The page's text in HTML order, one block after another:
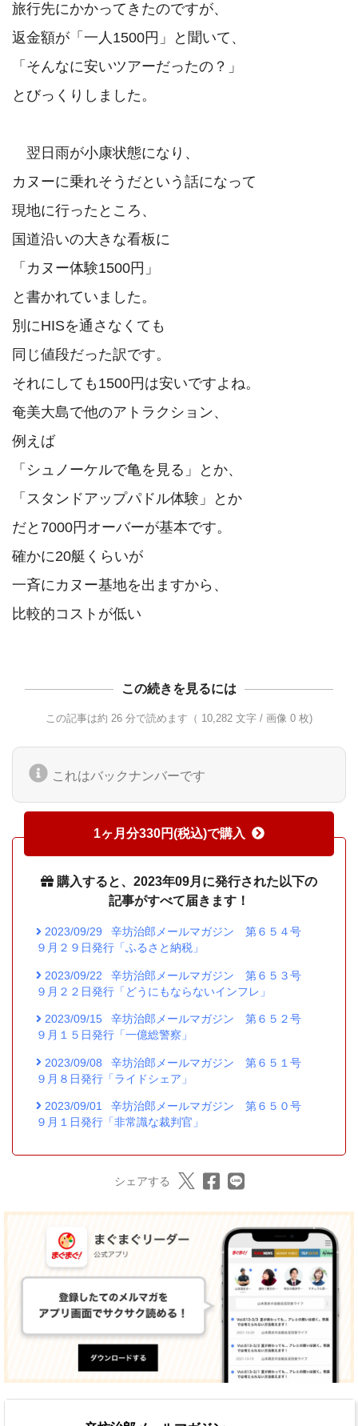
旅行先にかかってきたのですが、
返金額が「一人1500円」と聞いて、
「そんなに安いツアーだったの？」
とびっくりしました。
翌日雨が小康状態になり、
カヌーに乗れそうだという話になって
現地に行ったところ、
国道沿いの大きな看板に
「カヌー体験1500円」
と書かれていました。
別にHISを通さなくても
同じ値段だった訳です。
それにしても1500円は安いですよね。
奄美大島で他のアトラクション、
例えば
「シュノーケルで亀を見る」とか、
「スタンドアップパドル体験」とか
だと7000円オーバーが基本です。
確かに20艇くらいが
一斉にカヌー基地を出ますから、
この続きを見るには
この記事は約 26 分で読めます（ 10,282 文字 / 画像 0 枚)
これはバックナンバーです
1ヶ月分330円(税込)で購入
購入すると、2023年09月に発行された以下の
記事がすべて届きます！
2023/09/29
辛坊治郎メールマガジン 第６５４号
９月２９日発行「ふるさと納税」
2023/09/22
辛坊治郎メールマガジン 第６５３号
９月２２日発行「どうにもならないインフレ」
2023/09/15
辛坊治郎メールマガジン 第６５２号
９月１５日発行「一億総警察」
2023/09/08
辛坊治郎メールマガジン 第６５１号
９月８日発行「ライドシェア」
2023/09/01
辛坊治郎メールマガジン 第６５０号
９月１日発行「非常識な裁判官」
シェアする